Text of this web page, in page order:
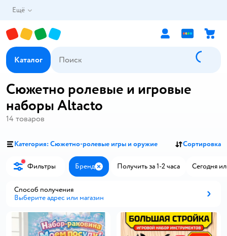
Ещё
Каталог
Сюжетно ролевые и игровые
наборы Altacto
14 товаров
Категория: Сюжетно-ролевые игры и оружие Сортировка
Фильтры Бренд ЗакрытьПолучить за 1-2 часа Сегодня
Способ получения
Выберите адрес или магазин